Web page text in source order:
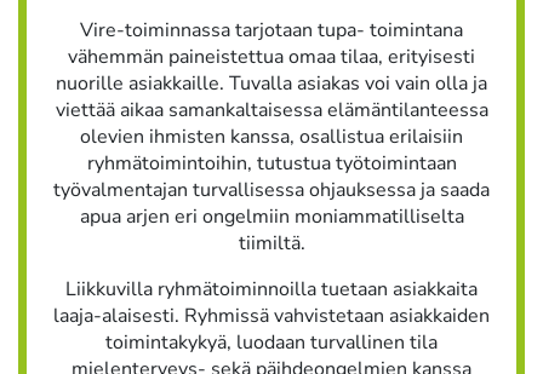
Vire-toiminnassa tarjotaan tupa- toimintana
vähemmän paineistettua omaa tilaa, erityisesti
nuorille asiakkaille. Tuvalla asiakas voi vain olla ja
viettää aikaa samankaltaisessa elämäntilanteessa
olevien ihmisten kanssa, osallistua erilaisiin
ryhmätoimintoihin, tutustua työtoimintaan
työvalmentajan turvallisessa ohjauksessa ja saada
apua arjen eri ongelmiin moniammatilliselta
tiimiltä.
Liikkuvilla ryhmätoiminnoilla tuetaan asiakkaita
laaja-alaisesti. Ryhmissä vahvistetaan asiakkaiden
toimintakykyä, luodaan turvallinen tila